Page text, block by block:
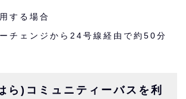
する場合
チェンジから24号線経由で約50分
ら)コミュニティーバスを利